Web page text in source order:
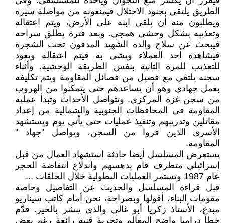
الطريق يلتقي بجنود الاحتلال فيمنعونه من مواصلة سيره
ويطلبون منه أن يلقي ابنه على الأرض، ويتم اعتقاله
وتعذيبه بشكل وحشي همجي. وبعد فترة يطلق سراحه
فيبحث عن سلاح والده الشهيد المدفون تحت الشجرة
فيشاهده أحد العملاء ويشي به فيتم اعتقاله ويعود
للتعذيب للمرة الثانية بنفس الطريقة الوحشية. وأثناء
سجنه يلتقي مع فصيل من فصائل المقاومة ويتم تكليفه
بعمل جهادي وهو أن يساعدهم حتى يتمكنوا من الهروب
من سجن غزة المركزي. وتتواصل الأحداث وتبدأ عملية
المقاومة في المحافظات الجنوبية والشمالية من إعداد
مقاتلين وتدريبهم وتنفيذ عمليات حتى يأتي يوم ويستشهد
الأسرى الذين فروا من السجن، ويواصل "جهاد "
المقاومة.
يستعرض المسلسل أيضا حادثة استشهاد العمال من قبل
إسرائيلي متطرف قام بدهسهم واندلاع انتفاضة الحجر
عام 1987 وتستمر العمليات البطولية خلال الحلقات ...
قبل قراءة المسلسل والحديث عن التفاصيل وخاصة
مقومات البناء، أقولها وبصراحة، نحن أمام كاتب سيناريو
مبدع، الأستاذ زكريا أبو غالي والذي يبشر بالخير. قدّم
خطا دراميا واضح المعالم وتجربة فنية رائعة رغم بعض